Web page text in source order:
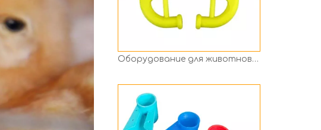
Чашка для питья, птица, фонтанчик, голубь, попугай, чаши для воды с двойным ртом